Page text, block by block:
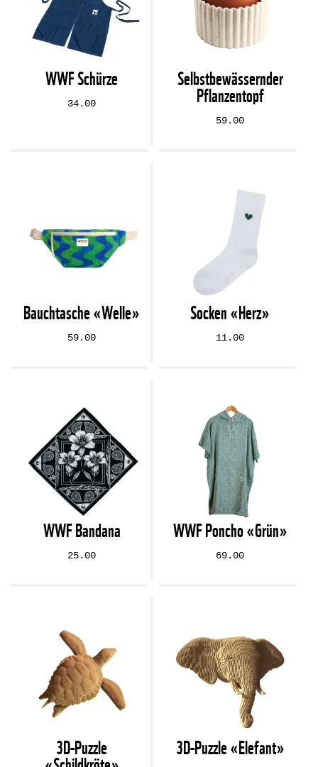
WWF Schürze
34.00
Selbstbewässernder
Pflanzentopf
59.00
Bauchtasche «Welle»
59.00
Socken «Herz»
11.00
WWF Bandana
25.00
WWF Poncho «Grün»
69.00
3D-Puzzle 3D-Puzzle «Elefant»